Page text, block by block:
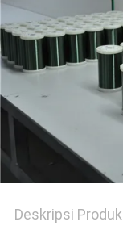
Deskripsi Produk